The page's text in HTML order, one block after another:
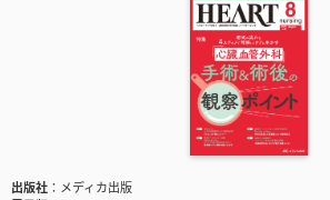
出版社
メディカ出版